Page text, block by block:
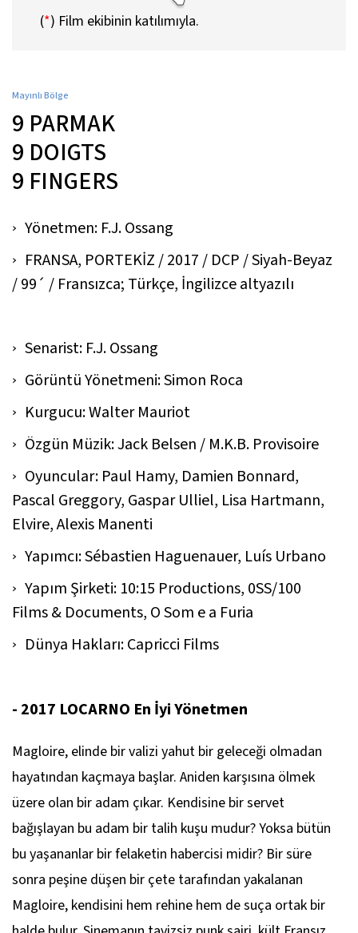
(*) Film ekibinin katılımıyla.
Mayınlı Bölge
9 PARMAK
9 DOIGTS
9 FINGERS
Yönetmen: F.J. Ossang
FRANSA, PORTEKİZ / 2017 / DCP / Siyah-Beyaz
/ 99´ / Fransızca; Türkçe, İngilizce altyazılı
Senarist: F.J. Ossang
Görüntü Yönetmeni: Simon Roca
Kurgucu: Walter Mauriot
Özgün Müzik: Jack Belsen / M.K.B. Provisoire
Oyuncular: Paul Hamy, Damien Bonnard,
Pascal Greggory, Gaspar Ulliel, Lisa Hartmann,
Elvire, Alexis Manenti
Yapımcı: Sébastien Haguenauer, Luís Urbano
Yapım Şirketi: 10:15 Productions, 0SS/100
Films & Documents, O Som e a Furia
Dünya Hakları: Capricci Films
- 2017 LOCARNO En İyi Yönetmen
Magloire, elinde bir valizi yahut bir geleceği olmadan
hayatından kaçmaya başlar. Aniden karşısına ölmek
üzere olan bir adam çıkar. Kendisine bir servet
bağışlayan bu adam bir talih kuşu mudur? Yoksa bütün
bu yaşananlar bir felaketin habercisi midir? Bir süre
sonra peşine düşen bir çete tarafından yakalanan
Magloire, kendisini hem rehine hem de suça ortak bir